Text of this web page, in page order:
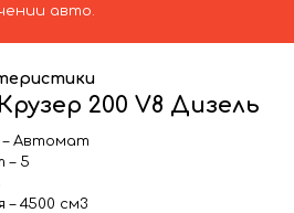
авто.
200 V8 Дизель
– Автомат
– 5
4500 см3